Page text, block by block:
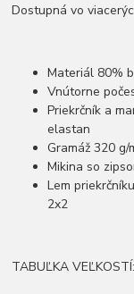
Dostupná vo
Materiál 80%
Vnútorne
Priekrčník a
elastan
Gramáž 320 g/
Mikina so
Lem
2x2
TABUĽKA VEĽKOSTÍ: